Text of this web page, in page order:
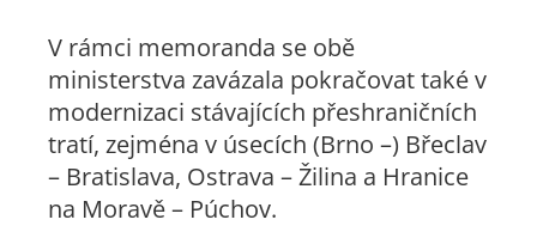
V rámci memoranda se obě
ministerstva zavázala pokračovat také v
modernizaci stávajících přeshraničních
tratí, zejména v úsecích (Brno –) Břeclav
– Bratislava, Ostrava – Žilina a Hranice
na Moravě – Púchov.